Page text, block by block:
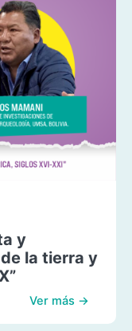
y
la tierra y
Ver más →